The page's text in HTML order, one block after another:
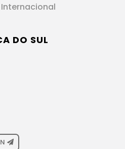
DO SUL